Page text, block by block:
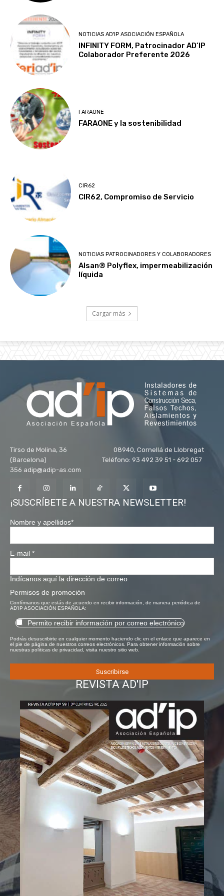
NOTICIAS AD'IP ASOCIACIÓN ESPAÑOLA
INFINITY FORM, Patrocinador AD’IP
Colaborador Preferente 2026
FARAONE
FARAONE y la sostenibilidad
CIR62
CIR62, Compromiso de Servicio
NOTICIAS PATROCINADORES Y COLABORADORES
Alsan® Polyflex, impermeabilización
líquida
Cargar más
Tirso de Molina, 36 08940, Cornellá de Llobregat
(Barcelona) Teléfono: 93 492 39 51 - 692 057
356 adip@adip-as.com
¡SUSCRÍBETE A NUESTRA NEWSLETTER!
Nombre y apellidos*
E-mail *
Indícanos aquí la dirección de correo
Permisos de promoción
Confírmanos que estás de acuerdo en recibir información, de manera periódica de
AD'IP ASOCIACIÓN ESPAÑOLA:
Permito recibir información por correo electrónico
Podrás desuscribirte en cualquier momento haciendo clic en el enlace que aparece en
el pie de página de nuestros correos electrónicos. Para obtener información sobre
nuestras políticas de privacidad, visita nuestro sitio web.
REVISTA AD'IP